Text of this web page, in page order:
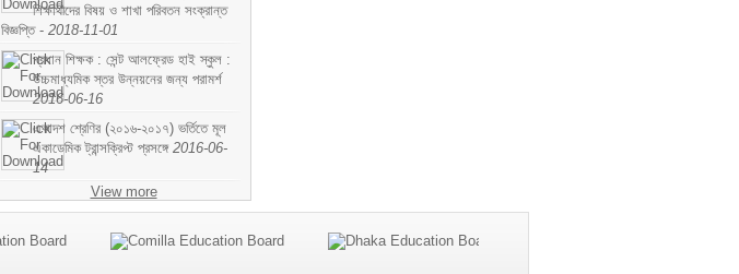
শিক্ষাথীদের বিষয় ও শাখা পরিবতন সংক্রান্ত
বিজ্ঞপ্তি - 2018-11-01
প্রধান শিক্ষক : সেন্ট আলফ্রেড হাই স্কুল :
উচ্চমাধ্যমিক স্তর উন্নয়নের জন্য পরামর্শ
2016-06-16
একাদশ শ্রেণির (২০১৬-২০১৭) ভর্তিতে মূল
একাডেমিক ট্রান্সক্রিপ্ট প্রসঙ্গে 2016-06-
14
View more